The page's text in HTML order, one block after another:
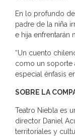
En lo profundo
padre de la niña
e hija enfrentarán
“Un cuento
como un soporte
especial énfasis
SOBRE LA
Teatro Niebla es
director Daniel
territoriales y